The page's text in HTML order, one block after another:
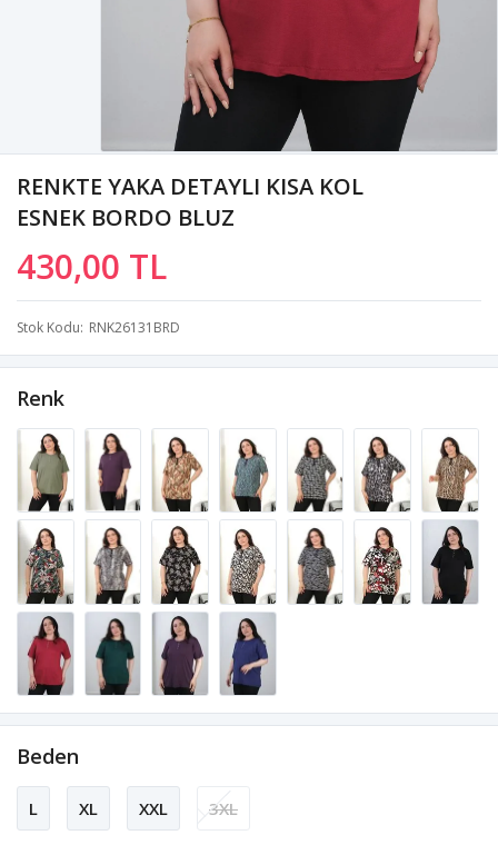
RENKTE YAKA DETAYLI KISA KOL
ESNEK BORDO BLUZ
430,00 TL
Stok Kodu RNK26131BRD
Renk
Beden
L XL XXL 3XL